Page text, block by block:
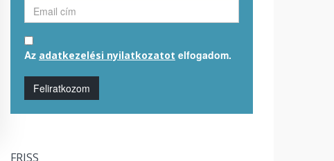
Az adatkezelési nyilatkozatot elfogadom.
Feliratkozom
FRISS